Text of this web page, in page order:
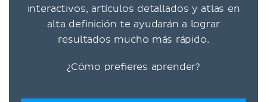
interactivos, artículos detallados y atlas en
alta definición te ayudarán a lograr
resultados mucho más rápido.
¿Cómo prefieres aprender?